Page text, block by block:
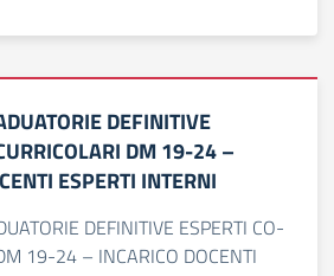
DEFINITIVE
DM 19-24 –
ESPERTI INTERNI
DEFINITIVE ESPERTI CO-
19-24 – INCARICO DOCENTI